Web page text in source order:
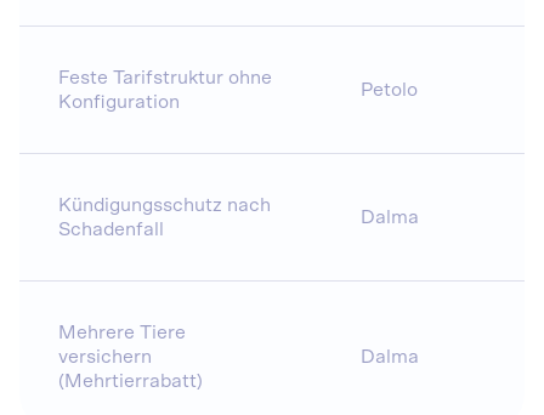
Feste Tarifstruktur ohne
Konfiguration
Petolo
Kündigungsschutz nach
Schadenfall
Dalma
Mehrere Tiere
versichern
(Mehrtierrabatt)
Dalma